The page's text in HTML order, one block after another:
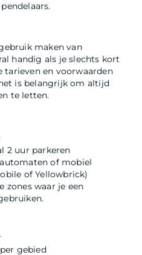
maken van
handig als je slechts kort
tarieven en voorwaarden
is belangrijk om altijd
te letten.
2 uur parkeren
of mobiel
of Yellowbrick)
zones waar je een
gebied